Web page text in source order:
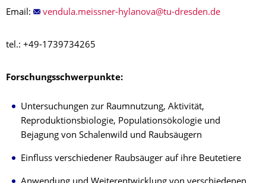
Email:
tel.: +49-1739734265
Forschungsschwerpunkte:
Untersuchungen zur Raumnutzung, Aktivität,
Reproduktionsbiologie, Populationsökologie und
Bejagung von Schalenwild und Raubsäugern
Einfluss verschiedener Raubsäuger auf ihre Beutetiere